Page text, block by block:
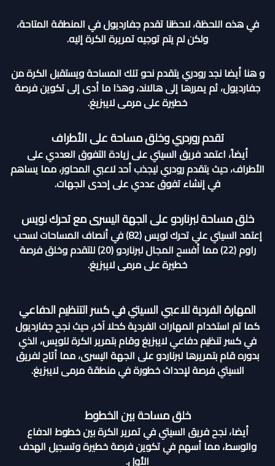
في هذه اللحظة، لاحظنا تقدم جفارديول في المنطقة المتاحة،
ولكن لم يتم توجيه تمريرة الكرة إليه.
و هنا أيضا نجد رودري يتقدم نحو تلك المساحة ويستقبل الكرة من
جفارديول، ثم يمررها إلى هالاند، وهذا ما أدى إلى تكوين فرصة
خطيرة على مرمى لايبزيغ.
تقدم روردري وخلق مساحة على الأطراف
أيضاً، اعتمد فريق السيتي على زيادة التفوق العددي على
الأطراف، حيث يتقدم رودري ليجذب أحد لاعبي المحاور، مما يساهم
في إنشاء تفوق عددي على إحدى الجهات.
خلق مساحة لبرناردو على الجهة اليسرى مع تحرك لويس
إعتمد السيتي علي تحرك لويس (82) في أنصاف المساحات لسحب
راوم (22) مما أفسح المجال لبرناردو (20) للتقدم وخلق فرصة
خطيرة على مرمى لايبزيغ.
المهارة الفردية للاعبي السيتي في كسر التنظيم الدفاعي
كما تم استخدام المهارات الفردية كحلا آخر، حيث نجح جفارديول
في كسر تنظيم دفاعي لايبزيغ وقام بتمرير الكرة للويس، الذي
بدوره قام بتمريرها لبرناردو على الجهة اليسرى، مما أتاح لفريق
السيتي فرصة لإحداث خطورة في منطقة مرمى لايبزيغ.
خلق مساحة بين الخطوط
أيضا، نجح فريق السيتي في تمرير الكرة بين خطوط الدفاع
والوسط، مما أسهم في تكوين فرصة خطيرة وتسجيل الهدف
الأول.